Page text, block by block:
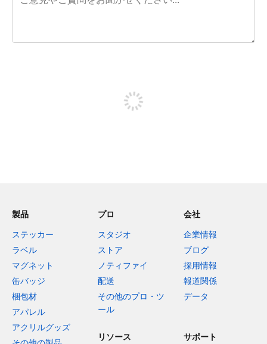
製品
ステッカー
ラベル
マグネット
缶バッジ
梱包材
アパレル
アクリルグッズ
プロ
スタジオ
ストア
ノティファイ
配送
その他のプロ・ツ
ール
会社
企業情報
ブログ
採用情報
報道関係
データ
リソース サポート